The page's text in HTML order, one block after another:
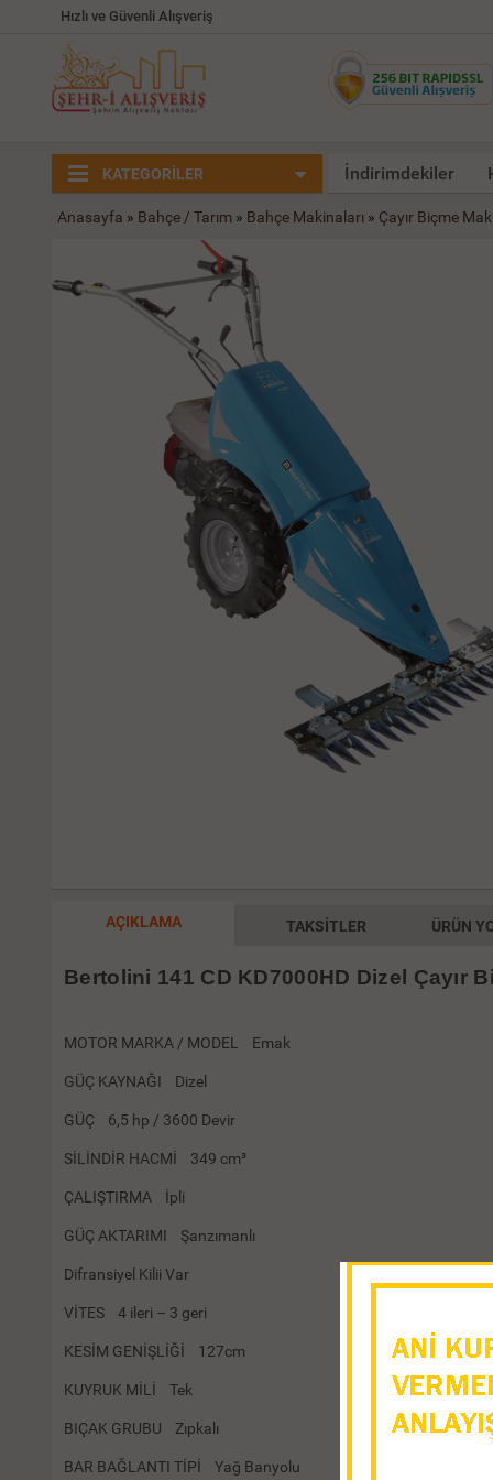
Hızlı ve Güvenli Alışveriş
KATEGORİLER İndirimdekiler
Anasayfa » Bahçe / Tarım » Bahçe Makinaları » Çayır Biçme
AÇIKLAMA TAKSITLER ÜRÜN
Bertolini 141 CD KD7000HD Dizel Çayır
MOTOR MARKA / MODEL Emak
GÜÇ KAYNAĞI Dizel
GÜÇ 6,5 hp / 3600 Devir
SİLİNDİR HACMİ 349 cm³
ÇALIŞTIRMA İpli
GÜÇ AKTARIMI Şanzımanlı
Difransiyel Kilii Var
VİTES 4 ileri – 3 geri
KESİM GENİŞLİĞİ 127cm
KUYRUK MİLİ Tek
BIÇAK GRUBU Zıpkalı
BAR BAĞLANTI TİPİ Yağ Banyolu